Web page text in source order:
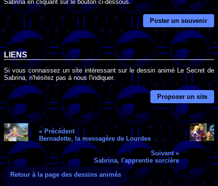
Sabrina en cliquant sur le bouton ci-dessous.
Poster un souvenir
LIENS
Si vous connaissez un site intéressant sur le dessin animé Le Secret de
Sabrina, n'hésitez pas à nous l'indiquer.
Proposer un site
« Précédent
Bernadette, la messagère de Lourdes
Suivant »
Sabrina, l'apprentie sorcière
Retour à la page des dessins animés